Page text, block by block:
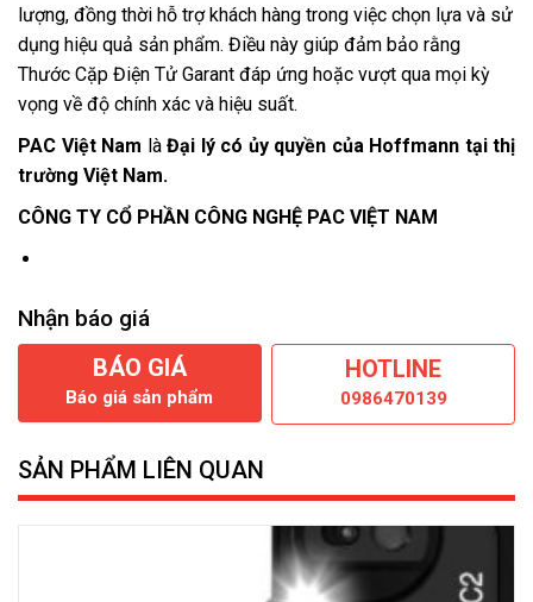
lượng, đồng thời hỗ trợ khách hàng trong việc chọn lựa và sử
dụng hiệu quả sản phẩm. Điều này giúp đảm bảo rằng
Thước Cặp Điện Tử Garant đáp ứng hoặc vượt qua mọi kỳ
vọng về độ chính xác và hiệu suất.
PAC Việt Nam là Đại lý có ủy quyền của Hoffmann tại thị
trường Việt Nam.
CÔNG TY CỔ PHẦN CÔNG NGHỆ PAC VIỆT NAM
Nhận báo giá
BÁO GIÁ
Báo giá sản phẩm
HOTLINE
0986470139
SẢN PHẨM LIÊN QUAN